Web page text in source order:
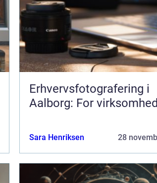
Erhvervsfotografering i
Aalborg: For
Sara Henriksen 28